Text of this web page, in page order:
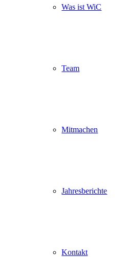
Was ist WiC
Team
Mitmachen
Jahresberichte
Kontakt